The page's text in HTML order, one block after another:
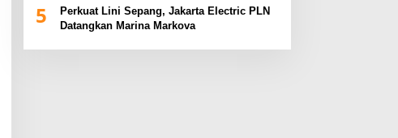
5
Perkuat Lini Sepang, Jakarta Electric PLN
Datangkan Marina Markova